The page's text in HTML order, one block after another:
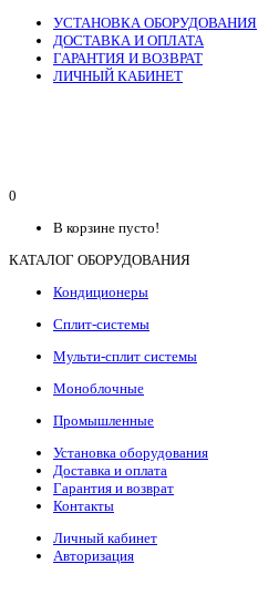
УСТАНОВКА ОБОРУДОВАНИЯ
ДОСТАВКА И ОПЛАТА
ГАРАНТИЯ И ВОЗВРАТ
ЛИЧНЫЙ КАБИНЕТ
0
В корзине пусто!
КАТАЛОГ ОБОРУДОВАНИЯ
Кондиционеры
Сплит-системы
Мульти-сплит системы
Моноблочные
Промышленные
Установка оборудования
Доставка и оплата
Гарантия и возврат
Контакты
Личный кабинет
Авторизация